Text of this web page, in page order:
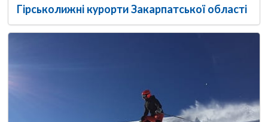
Гірськолижні курорти Закарпатської області